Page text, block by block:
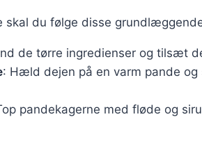
skal du følge disse
de tørre ingredienser og tilsæt
: Hæld dejen på en varm pande
pandekagerne med fløde og